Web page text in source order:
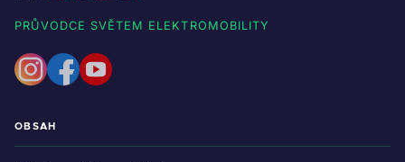
PRŮVODCE SVĚTEM ELEKTROMOBILITY
OBSAH